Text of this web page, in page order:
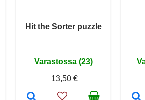
Hit the Sorter puzzle
Varastossa (23)
13,50 €